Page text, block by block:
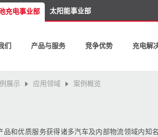
充电事业部 太阳能事业部
们 产品与服务 竞争优势 充电解
展示 应用领域 案例概览
和优质服务获得诸多汽车及内部物流领域内知名